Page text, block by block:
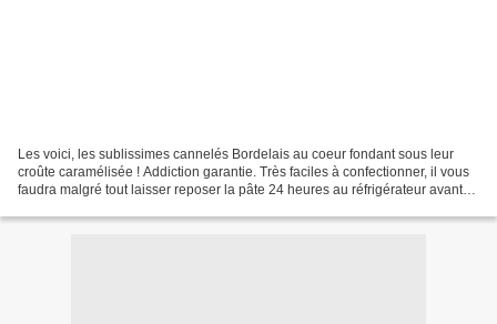
Les voici, les sublissimes cannelés Bordelais au coeur fondant sous leur
croûte caramélisée ! Addiction garantie. Très faciles à confectionner, il vous
faudra malgré tout laisser reposer la pâte 24 heures au réfrigérateur avant